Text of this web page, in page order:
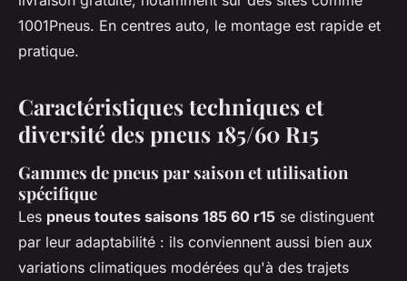
1001Pneus. En centres auto, le montage est rapide et
pratique.
Caractéristiques techniques et
diversité des pneus 185/60 R15
Gammes de pneus par saison et utilisation
spécifique
Les pneus toutes saisons 185 60 r15 se distinguent
par leur adaptabilité : ils conviennent aussi bien aux
variations climatiques modérées qu'à des trajets